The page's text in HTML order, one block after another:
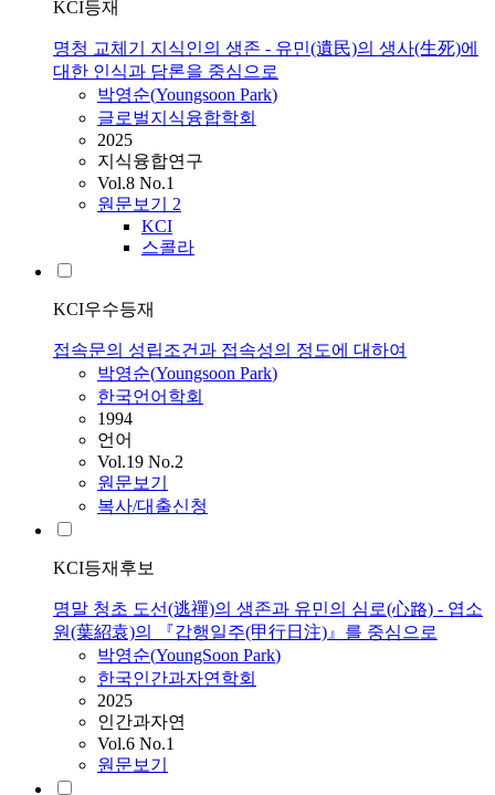
KCI등재
명청 교체기 지식인의 생존 - 유민(遺民)의 생사(生死)에
대한 인식과 담론을 중심으로
박영순(Youngsoon Park)
글로벌지식융합학회
2025
지식융합연구
Vol.8 No.1
원문보기 2
KCI
스콜라
KCI우수등재
접속문의 성립조건과 접속성의 정도에 대하여
박영순(Youngsoon Park)
한국언어학회
1994
언어
Vol.19 No.2
원문보기
복사/대출신청
KCI등재후보
명말 청초 도선(逃禪)의 생존과 유민의 심로(心路) - 엽소
원(葉紹袁)의 『갑행일주(甲行日注)』를 중심으로
박영순(YoungSoon Park)
한국인간과자연학회
2025
인간과자연
Vol.6 No.1
원문보기